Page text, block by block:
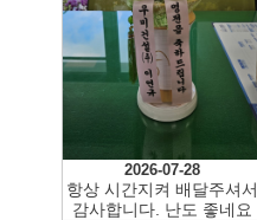
2026-08-06
2026-07-28
항상 시간지켜 배달주셔서
감사합니다. 난도 좋네요